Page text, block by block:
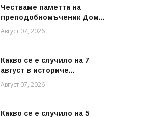
Честваме паметта на
преподобномъченик Дом...
Август 07, 2026
Какво се е случило на 7
август в историче...
Август 07, 2026
Какво се е случило на 5